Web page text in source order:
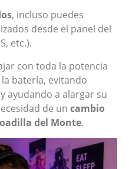
, incluso puedes
desde el panel del
etc.).
con toda la potencia
batería, evitando
ayudando a alargar su
de un cambio
del Monte.